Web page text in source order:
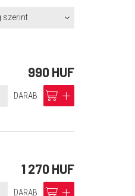
990 HUF
DARAB cart add
1 270 HUF
DARAB cart add